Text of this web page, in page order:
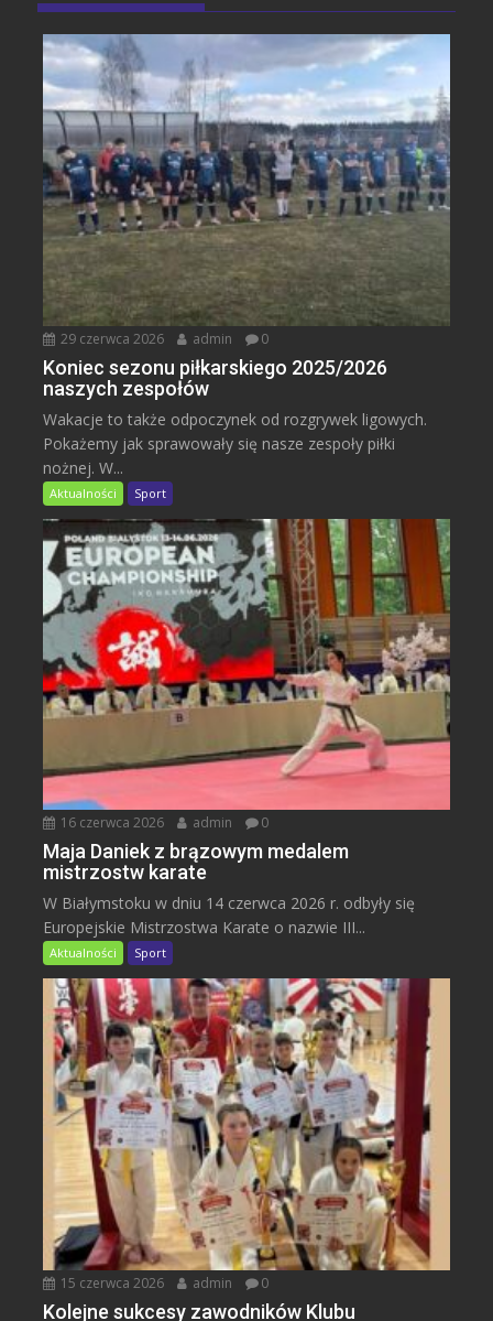
29 czerwca 2026 admin 0
Koniec sezonu piłkarskiego 2025/2026
naszych zespołów
Wakacje to także odpoczynek od rozgrywek ligowych.
Pokażemy jak sprawowały się nasze zespoły piłki
nożnej. W...
Aktualności Sport
16 czerwca 2026 admin 0
Maja Daniek z brązowym medalem
mistrzostw karate
W Białymstoku w dniu 14 czerwca 2026 r. odbyły się
Europejskie Mistrzostwa Karate o nazwie III...
Aktualności Sport
15 czerwca 2026 admin 0
Kolejne sukcesy zawodników Klubu